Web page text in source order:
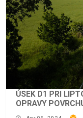
ÚSEK D1 PRI
OPRAVY